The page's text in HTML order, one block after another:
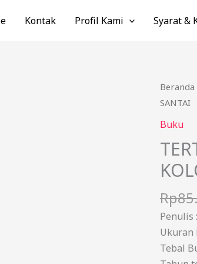
Kontak Profil Kami Syarat &
Beranda
SANTAI
Buku
Rp
Penulis
Ukuran
Tebal
TERTIPU
KOLOM
SANTAI